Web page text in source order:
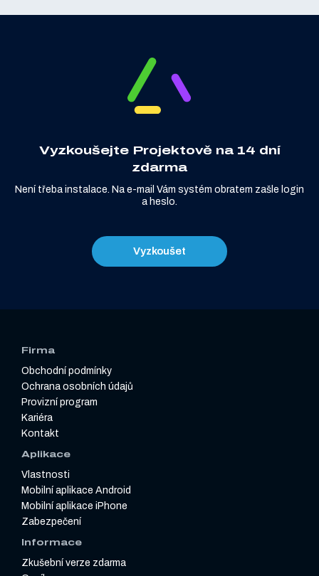
Vyzkoušejte Projektově na 14 dní
zdarma
Není třeba instalace. Na e-mail Vám systém obratem zašle login
a heslo.
Vyzkoušet
Firma
Obchodní podmínky
Ochrana osobních údajů
Provizní program
Kariéra
Kontakt
Aplikace
Vlastnosti
Mobilní aplikace Android
Mobilní aplikace iPhone
Zabezpečení
Informace
Zkušební verze zdarma